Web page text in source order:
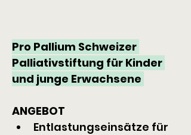
Pro Pallium Schweizer
Palliativstiftung für Kinder
und junge Erwachsene
ANGEBOT
Entlastungseinsätze für